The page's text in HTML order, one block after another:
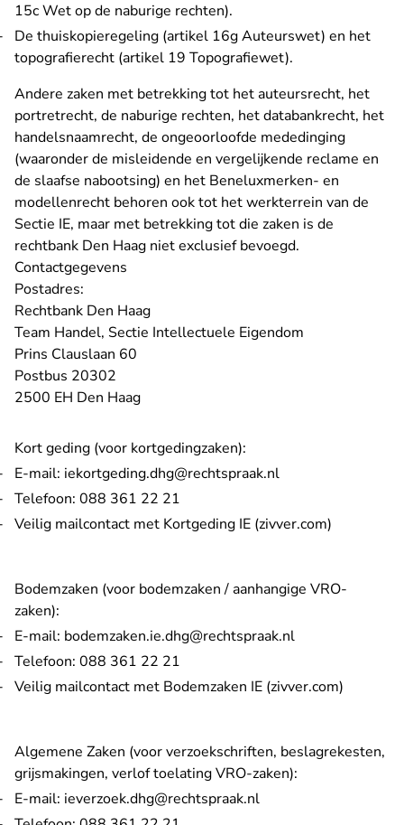
15c Wet op de naburige rechten).
De thuiskopieregeling (artikel 16g Auteurswet) en het
topografierecht (artikel 19 Topografiewet).
Andere zaken met betrekking tot het auteursrecht, het
portretrecht, de naburige rechten, het databankrecht, het
handelsnaamrecht, de ongeoorloofde mededinging
(waaronder de misleidende en vergelijkende reclame en
de slaafse nabootsing) en het Beneluxmerken- en
modellenrecht behoren ook tot het werkterrein van de
Sectie IE, maar met betrekking tot die zaken is de
rechtbank Den Haag niet exclusief bevoegd.
Contactgegevens
Postadres:
Rechtbank Den Haag
Team Handel, Sectie Intellectuele Eigendom
Prins Clauslaan 60
Postbus 20302
2500 EH Den Haag
Kort geding (voor kortgedingzaken):
E-mail: iekortgeding.dhg@rechtspraak.nl- U verlaat
Telefoon: 088 361 22 21
Veilig mailcontact met Kortgeding IE (zivver.com)
Bodemzaken (voor bodemzaken / aanhangige VRO-
zaken):
E-mail: bodemzaken.ie.dhg@rechtspraak.nl- U verlaat
Telefoon: 088 361 22 21
Veilig mailcontact met Bodemzaken IE (zivver.com)
Algemene Zaken (voor verzoekschriften, beslagrekesten,
grijsmakingen, verlof toelating VRO-zaken):
E-mail: ieverzoek.dhg@rechtspraak.nl- U verlaat